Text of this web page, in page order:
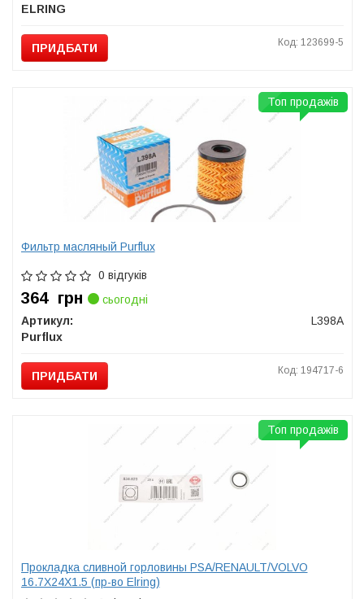
ELRING
ПРИДБАТИ Код: 123699-5
Фильтр масляный Purflux
0 відгуків
364 грн
сьогодні
Артикул:
L398A
Purflux
ПРИДБАТИ Код: 194717-6
Топ продажів
Прокладка сливной горловины PSA/RENAULT/VOLVO
16.7X24X1.5 (пр-во Elring)
Топ продажів